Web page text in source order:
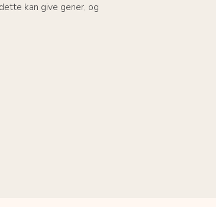
kan give gener, og